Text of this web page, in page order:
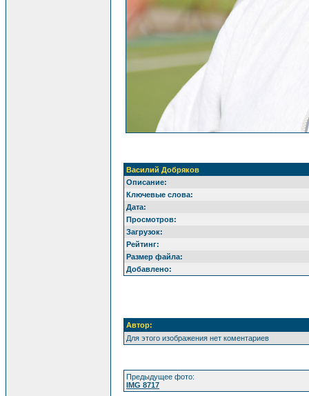
Василий Добряков
Описание:
Ключевые слова:
Дата:
Просмотров:
Загрузок:
Рейтинг:
Размер файла:
Добавлено:
Автор:
Для этого изображения нет коментариев
Предыдущее фото:
IMG 8717